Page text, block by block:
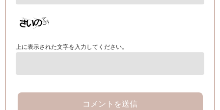
上に表示された文字を入力してください。